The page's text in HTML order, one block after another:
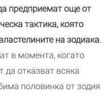
предприемат още от
тактика, която
на зодиака.
в момента, когато
да отказват всяка
половинка от зодия